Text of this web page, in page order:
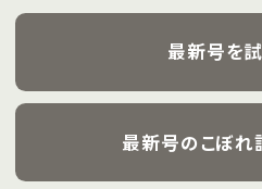
飾ります。
最新号を
最新号のこぼれ